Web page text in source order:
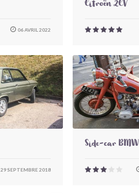
06 AVRIL 2022
Citroën 2CV
29 SEPTEMBRE 2018
Side-car BMW